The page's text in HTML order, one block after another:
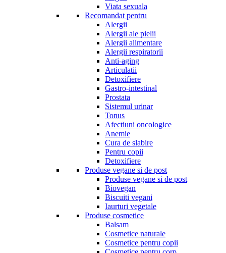
Viata sexuala
Recomandat pentru
Alergii
Alergii ale pielii
Alergii alimentare
Alergii respiratorii
Anti-aging
Articulatii
Detoxifiere
Gastro-intestinal
Prostata
Sistemul urinar
Tonus
Afectiuni oncologice
Anemie
Cura de slabire
Pentru copii
Detoxifiere
Produse vegane si de post
Produse vegane si de post
Biovegan
Biscuiti vegani
Iaurturi vegetale
Produse cosmetice
Balsam
Cosmetice naturale
Cosmetice pentru copii